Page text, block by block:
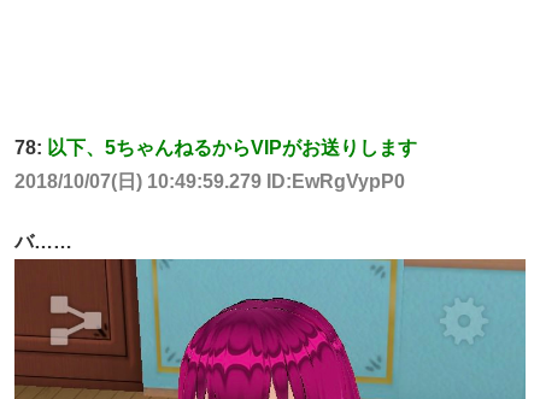
78: 以下、5ちゃんねるからVIPがお送りします
2018/10/07(日) 10:49:59.279 ID:EwRgVypP0
バ……